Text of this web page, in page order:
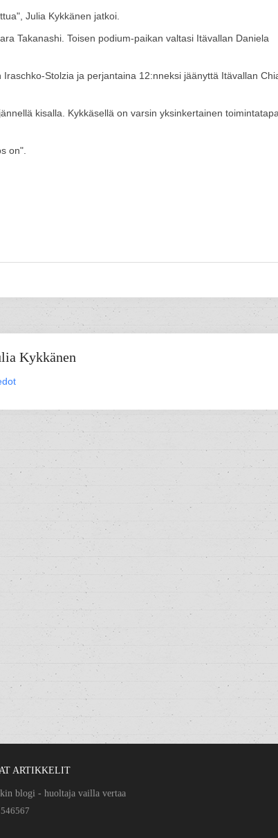
Julia Kykkänen jatkoi.
Takanashi. Toisen podium-paikan valtasi Itävallan Daniela
Stolzia ja perjantaina 12:nneksi jäänyttä Itävallan
kisalla. Kykkäsellä on varsin yksinkertainen toimintatapa
on".
Kykkänen
ARTIKKELIT
blogi - huoltaja vailla vertaa
546567